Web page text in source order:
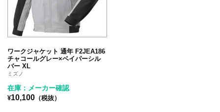
ワークジャケット 通年 F2JEA186
チャコールグレー×ベイパーシル
バー XL
ミズノ
在庫：メーカー確認
¥10,100 （税抜）